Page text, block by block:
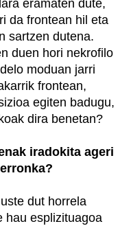
eramaten dute,
da frontean hil eta
sartzen dutena.
duen hori nekrofilo
moduan jarri
frontean,
egiten badugu,
dira benetan?
iradokita ageri
dut horrela
hau esplizituagoa